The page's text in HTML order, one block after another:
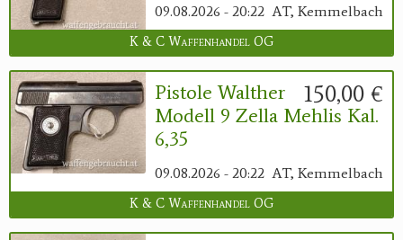
09.08.2026 - 20:22 AT, Kemmelbach
K & C Waffenhandel OG
150,00 €
Pistole Walther
Modell 9 Zella Mehlis Kal.
6,35
09.08.2026 - 20:22 AT, Kemmelbach
K & C Waffenhandel OG